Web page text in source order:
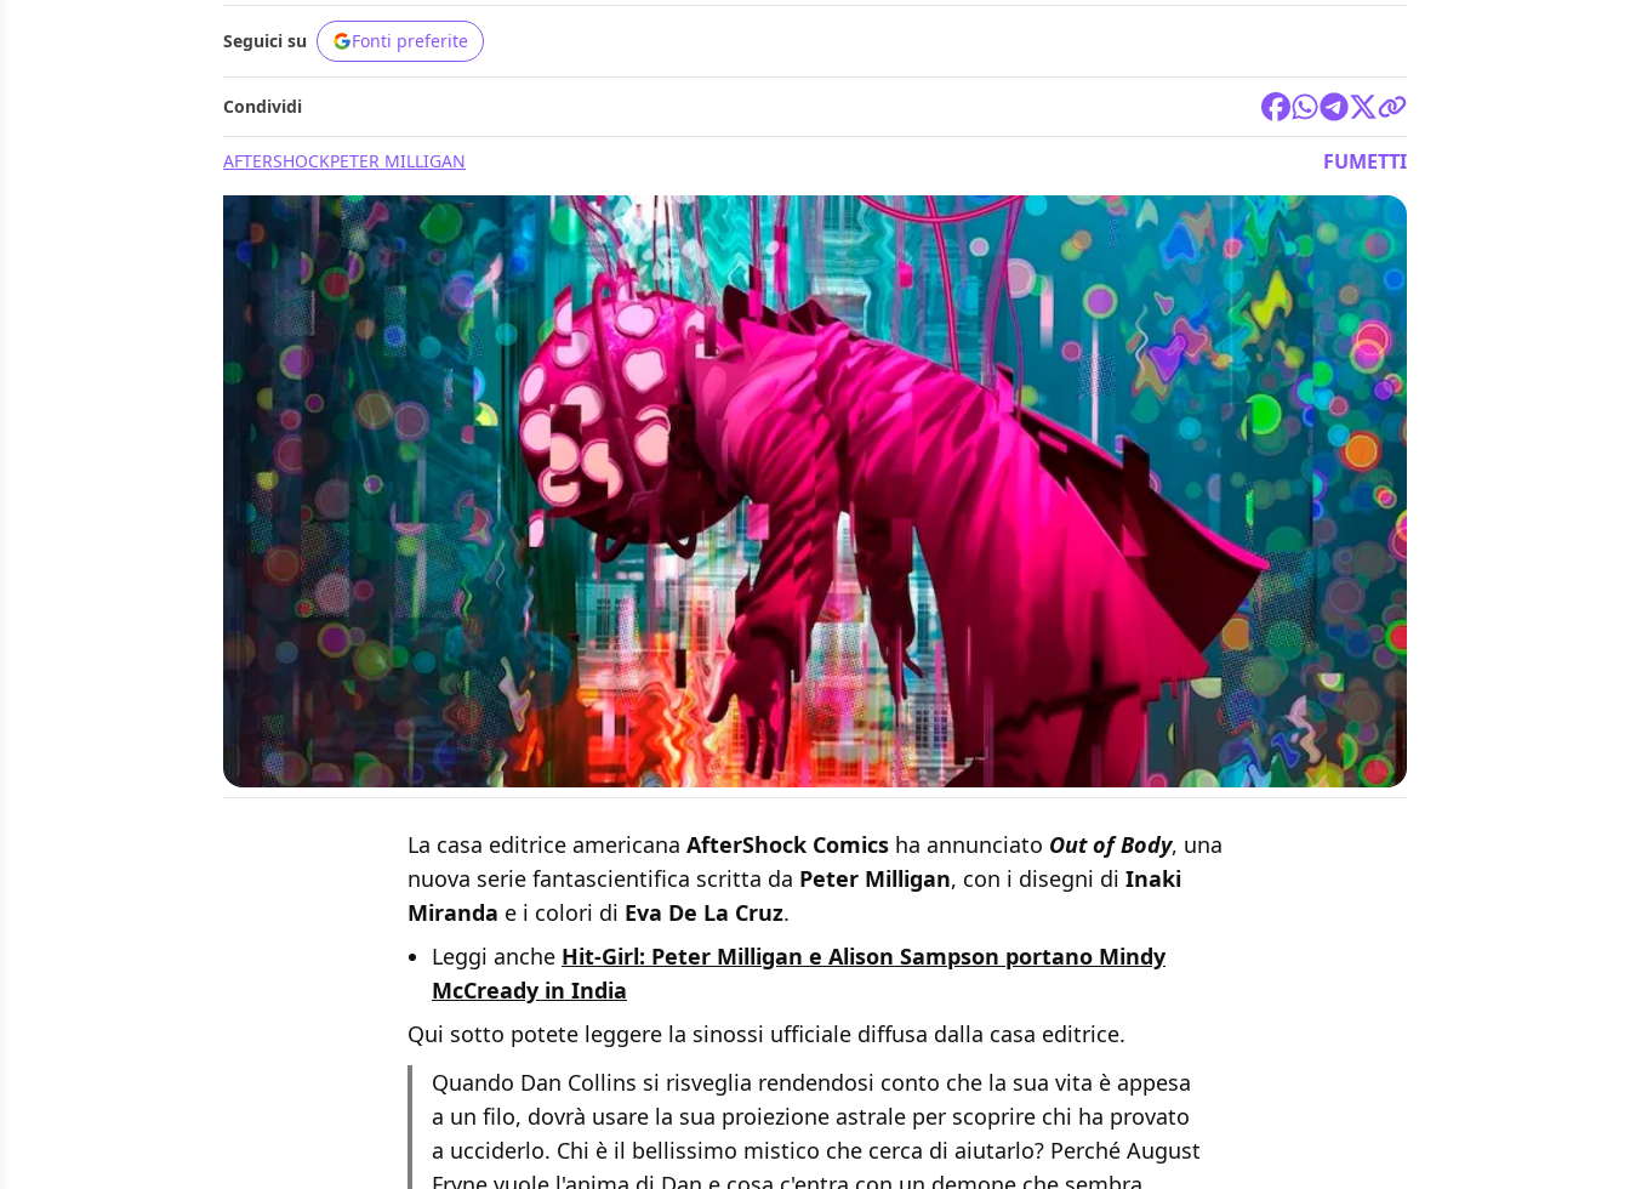
Seguici su Fonti preferite
Condividi
AFTERSHOCKPETER MILLIGAN FUMETTI
La casa editrice americana AfterShock Comics ha annunciato Out of Body, una
nuova serie fantascientifica scritta da Peter Milligan, con i disegni di Inaki
Miranda e i colori di Eva De La Cruz.
Leggi anche Hit-Girl: Peter Milligan e Alison Sampson portano Mindy
McCready in India
Qui sotto potete leggere la sinossi ufficiale diffusa dalla casa editrice.
Quando Dan Collins si risveglia rendendosi conto che la sua vita è appesa
a un filo, dovrà usare la sua proiezione astrale per scoprire chi ha provato
a ucciderlo. Chi è il bellissimo mistico che cerca di aiutarlo? Perché August